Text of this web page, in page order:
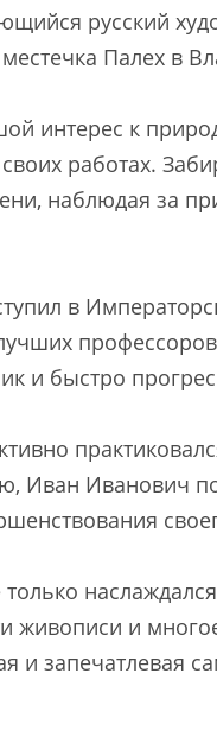
русский
Палех в
интерес к
работах.
наблюдая за
в
и быстро
Иван Иванович
живописи и
и запечатлевая